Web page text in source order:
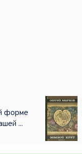
форме
...